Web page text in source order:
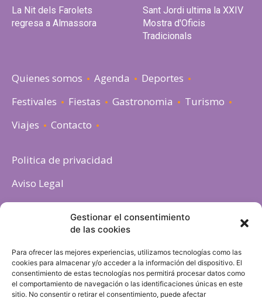
Gestionar el consentimiento
de las cookies
Para ofrecer las mejores experiencias, utilizamos tecnologías como las
cookies para almacenar y/o acceder a la información del dispositivo. El
consentimiento de estas tecnologías nos permitirá procesar datos como
el comportamiento de navegación o las identificaciones únicas en este
sitio. No consentir o retirar el consentimiento, puede afectar
La Nit dels Farolets
regresa a Almassora
Sant Jordi ultima la XXIV
Mostra d'Oficis
Tradicionals
Quienes somos Agenda
Deportes
Festivales
Fiestas Gastronomia
Turismo
Viajes
Contacto
Politica de privacidad
Aviso Legal
Política de cookies